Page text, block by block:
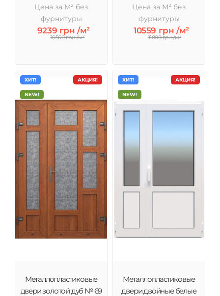
Цена за М² без
фурнитуры
9239 грн /м²
10560 грн /м²
Цена за М² без
фурнитуры
10559 грн /м²
11880 грн /м²
АКЦИЯ!
ХИТ!
NEW!
Металлопластиковые
двери золотой дуб № 69
АКЦИЯ!
ХИТ!
NEW!
Металлопластиковые
двери двойные белые